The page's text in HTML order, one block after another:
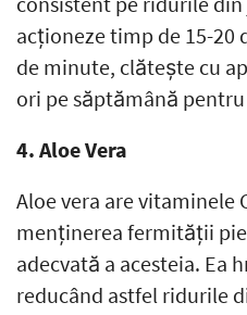
acționeze timp de 15-20
de minute, clătește cu
ori pe săptămână
4. Aloe Vera
Aloe vera are vitaminele
menținerea fermității
adecvată a acesteia. Ea
reducând astfel ridurile